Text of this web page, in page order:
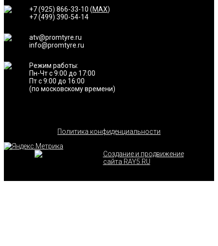
+7 (925) 866-33-10 (MAX)
+7 (499) 390-54-14
atv@promtyre.ru
info@promtyre.ru
Режим работы:
Пн-Чт с 9:00 до 17:00
Пт с 9:00 до 16:00
(по московскому времени)
Политика конфиденциальности
Создание и продвижение
сайта RAY5.RU